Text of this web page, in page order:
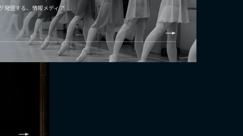
発信する、情報メディア